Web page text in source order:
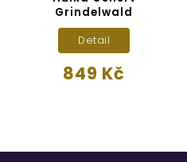
Grindelwald
849 Kč
Detail